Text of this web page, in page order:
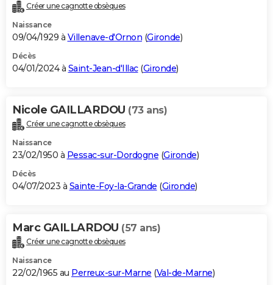
Créer une cagnotte obsèques
Naissance
09/04/1929 à Villenave-d'Ornon (Gironde)
Décès
04/01/2024 à Saint-Jean-d'Illac(Gironde)
Nicole GAILLARDOU (73 ans)
Créer une cagnotte obsèques
Naissance
23/02/1950 à Pessac-sur-Dordogne (Gironde)
Décès
04/07/2023 à Sainte-Foy-la-Grande (Gironde)
Marc GAILLARDOU (57 ans)
Créer une cagnotte obsèques
Naissance
22/02/1965 au Perreux-sur-Marne (Val-de-Marne)